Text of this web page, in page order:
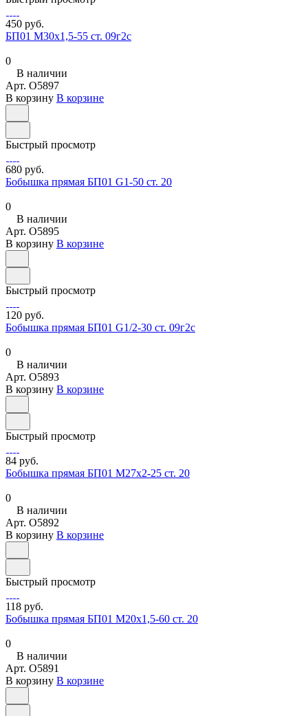
450 руб.
БП01 М30х1,5-55 ст. 09г2с
0
В наличии
Арт. O5897
В корзину В корзине
Быстрый просмотр
680 руб.
Бобышка прямая БП01 G1-50 ст. 20
0
В наличии
Арт. O5895
В корзину В корзине
Быстрый просмотр
120 руб.
Бобышка прямая БП01 G1/2-30 ст. 09г2с
0
В наличии
Арт. O5893
В корзину В корзине
Быстрый просмотр
84 руб.
Бобышка прямая БП01 М27х2-25 ст. 20
0
В наличии
Арт. O5892
В корзину В корзине
Быстрый просмотр
118 руб.
Бобышка прямая БП01 М20х1,5-60 ст. 20
0
В наличии
Арт. O5891
В корзину В корзине